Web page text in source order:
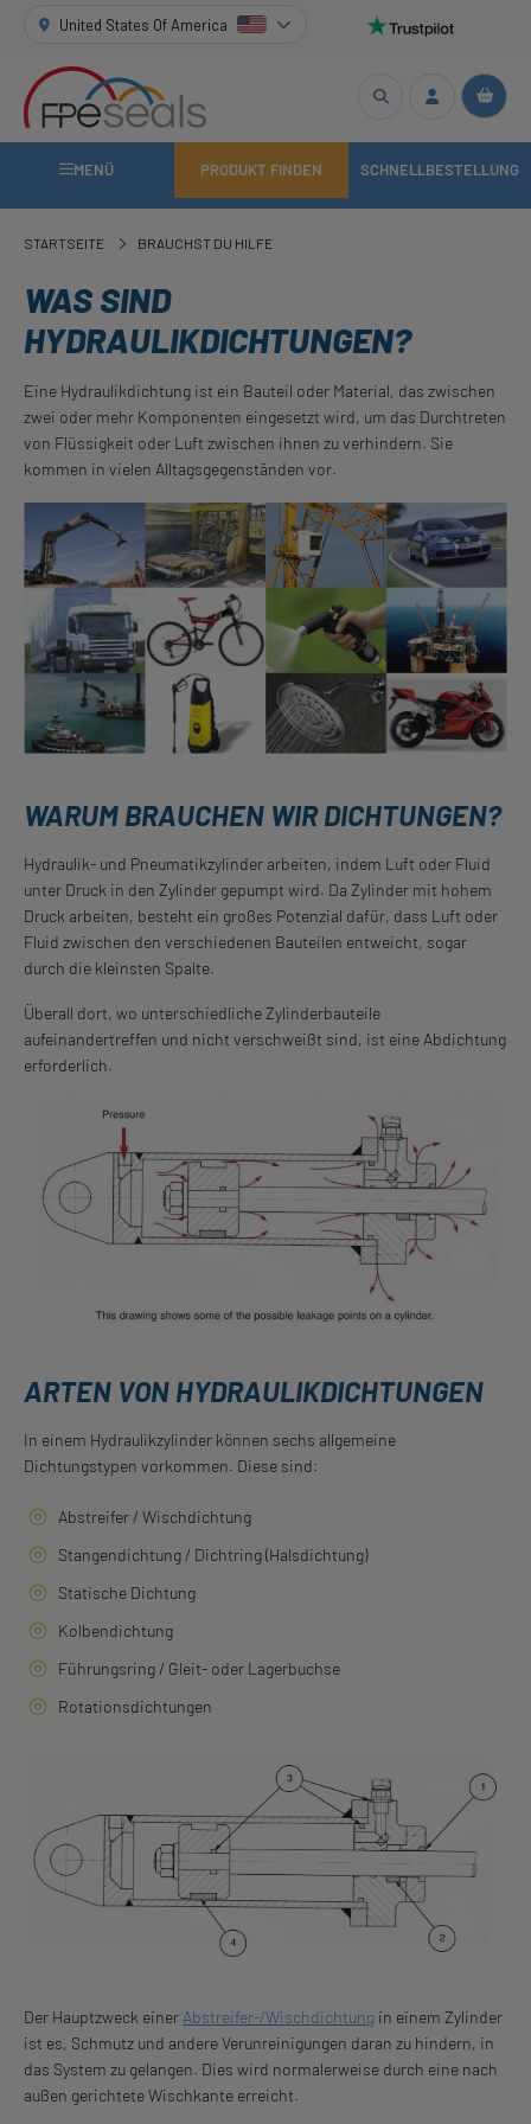
United States Of America
MENÜ PRODUKT FINDEN SCHNELLBESTELLUNG
STARTSEITE BRAUCHST DU HILFE
WAS SIND
HYDRAULIKDICHTUNGEN?
Eine Hydraulikdichtung ist ein Bauteil oder Material, das zwischen
zwei oder mehr Komponenten eingesetzt wird, um das Durchtreten
von Flüssigkeit oder Luft zwischen ihnen zu verhindern. Sie
kommen in vielen Alltagsgegenständen vor.
WARUM BRAUCHEN WIR DICHTUNGEN?
Hydraulik- und Pneumatikzylinder arbeiten, indem Luft oder Fluid
unter Druck in den Zylinder gepumpt wird. Da Zylinder mit hohem
Druck arbeiten, besteht ein großes Potenzial dafür, dass Luft oder
Fluid zwischen den verschiedenen Bauteilen entweicht, sogar
durch die kleinsten Spalte.
Überall dort, wo unterschiedliche Zylinderbauteile
aufeinandertreffen und nicht verschweißt sind, ist eine Abdichtung
erforderlich.
ARTEN VON HYDRAULIKDICHTUNGEN
In einem Hydraulikzylinder können sechs allgemeine
Dichtungstypen vorkommen. Diese sind:
Abstreifer / Wischdichtung
Stangendichtung / Dichtring (Halsdichtung)
Statische Dichtung
Kolbendichtung
Führungsring / Gleit- oder Lagerbuchse
Rotationsdichtungen
Der Hauptzweck einer Abstreifer-/Wischdichtung in einem Zylinder
ist es, Schmutz und andere Verunreinigungen daran zu hindern, in
das System zu gelangen. Dies wird normalerweise durch eine nach
außen gerichtete Wischkante erreicht.